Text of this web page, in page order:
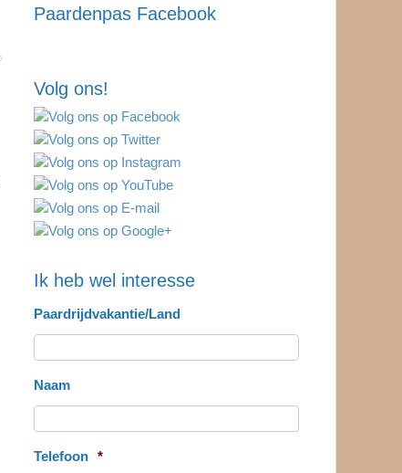
Paardenpas Facebook
Volg ons!
Ik heb wel interesse
Paardrijdvakantie/Land
Naam
Telefoon *